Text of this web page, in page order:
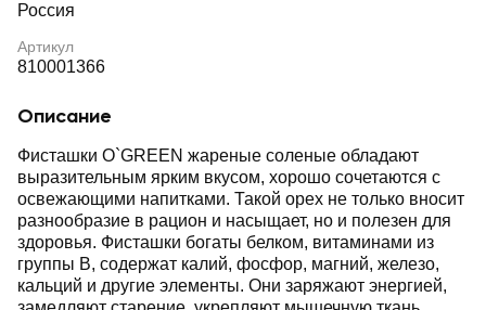
Россия
Артикул
810001366
Описание
Фисташки O`GREEN жареные соленые обладают
выразительным ярким вкусом, хорошо сочетаются с
освежающими напитками. Такой орех не только вносит
разнообразие в рацион и насыщает, но и полезен для
здоровья. Фисташки богаты белком, витаминами из
группы В, содержат калий, фосфор, магний, железо,
кальций и другие элементы. Они заряжают энергией,